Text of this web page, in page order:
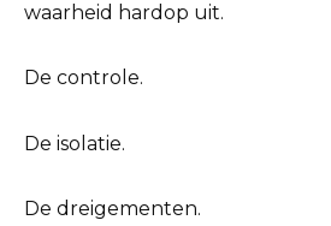
waarheid hardop uit.
De controle.
De isolatie.
De dreigementen.